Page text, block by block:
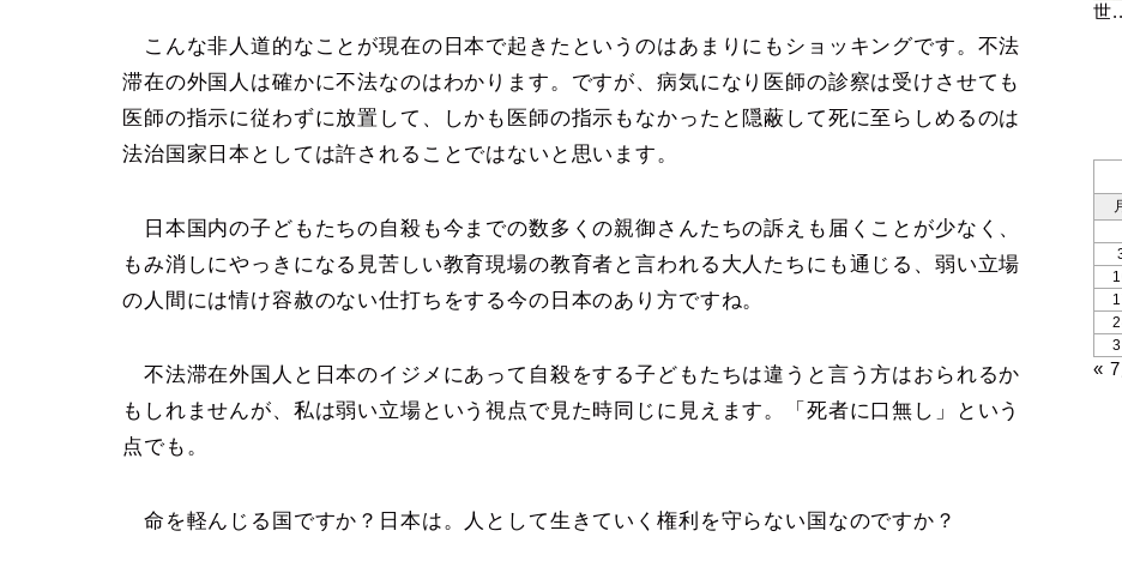
こんな非人道的なことが現在の日本で起きたというのはあまりにもショッキングです。不法
滞在の外国人は確かに不法なのはわかります。ですが、病気になり医師の診察は受けさせても
医師の指示に従わずに放置して、しかも医師の指示もなかったと隠蔽して死に至らしめるのは
法治国家日本としては許されることではないと思います。
日本国内の子どもたちの自殺も今までの数多くの親御さんたちの訴えも届くことが少なく、
もみ消しにやっきになる見苦しい教育現場の教育者と言われる大人たちにも通じる、弱い立場
の人間には情け容赦のない仕打ちをする今の日本のあり方ですね。
不法滞在外国人と日本のイジメにあって自殺をする子どもたちは違うと言う方はおられるか
もしれませんが、私は弱い立場という視点で見た時同じに見えます。「死者に口無し」という
点でも。
命を軽んじる国ですか？日本は。人として生きていく権利を守らない国なのですか？
世
« 7